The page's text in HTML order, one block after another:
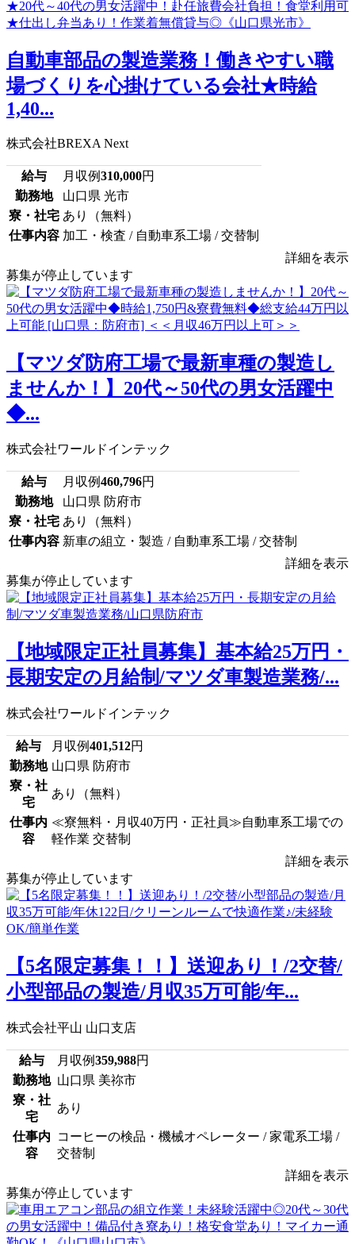
自動車部品の製造業務！働きやすい職
場づくりを心掛けている会社★時給
1,40...
株式会社BREXA Next
給与 月収例310,000円
勤務地
山口県 光市
寮・社宅 あり（無料）
仕事内容 加工・検査 / 自動車系工場 / 交替制
詳細を表示
募集が停止しています
【マツダ防府工場で最新車種の製造し
ませんか！】20代～50代の男女活躍中
◆...
株式会社ワールドインテック
給与 月収例460,796円
勤務地
山口県 防府市
寮・社宅 あり（無料）
仕事内容 新車の組立・製造 / 自動車系工場 / 交替制
詳細を表示
募集が停止しています
【地域限定正社員募集】基本給25万円・
長期安定の月給制/マツダ車製造業務/...
株式会社ワールドインテック
給与 月収例401,512円
勤務地 山口県 防府市
寮・社
宅
あり（無料）
仕事内
容
≪寮無料・月収40万円・正社員≫自動車系工場での
軽作業 交替制
詳細を表示
募集が停止しています
【5名限定募集！！】送迎あり！/2交替/
小型部品の製造/月収35万可能/年...
株式会社平山 山口支店
給与 月収例359,988円
勤務地 山口県 美祢市
寮・社
宅
あり
仕事内
容
コーヒーの検品・機械オペレーター / 家電系工場 /
交替制
詳細を表示
募集が停止しています